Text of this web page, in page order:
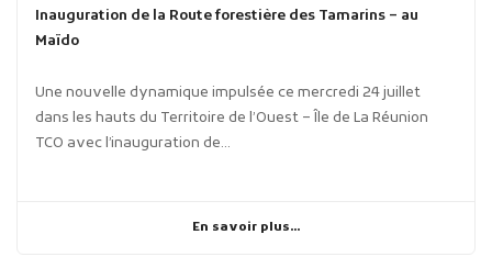
Inauguration de la Route forestière des Tamarins – au
Maïdo
Une nouvelle dynamique impulsée ce mercredi 24 juillet
dans les hauts du Territoire de l’Ouest – Île de La Réunion
TCO avec l’inauguration de...
En savoir plus...